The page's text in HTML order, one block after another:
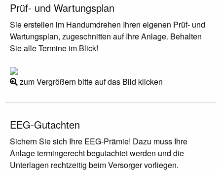
Prüf- und Wartungsplan
Sie erstellen im Handumdrehen Ihren eigenen Prüf- und
Wartungsplan, zugeschnitten auf Ihre Anlage. Behalten
Sie alle Termine im Blick!
zum Vergrößern bitte auf das Bild klicken
EEG-Gutachten
Sichern Sie sich Ihre EEG-Prämie! Dazu muss Ihre
Anlage termingerecht begutachtet werden und die
Unterlagen rechtzeitig beim Versorger vorliegen.